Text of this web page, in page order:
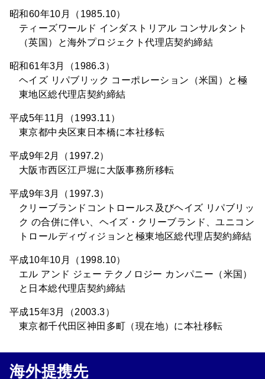
昭和60年10月（1985.10）
ティーズワールド インダストリアル コンサルタント
（英国）と海外プロジェクト代理店契約締結
昭和61年3月（1986.3）
ヘイズ リパブリック コーポレーション（米国）と極
東地区総代理店契約締結
平成5年11月（1993.11）
東京都中央区東日本橋に本社移転
平成9年2月（1997.2）
大阪市西区江戸堀に大阪事務所移転
平成9年3月（1997.3）
クリーブランドコントロールス及びヘイズ リパブリッ
ク の合併に伴い、ヘイズ・クリーブランド、ユニコン
トロールディヴィジョンと極東地区総代理店契約締結
平成10年10月（1998.10）
エル アンド ジェー テクノロジー カンパニー（米国）
と日本総代理店契約締結
平成15年3月（2003.3）
東京都千代田区神田多町（現在地）に本社移転
海外提携先